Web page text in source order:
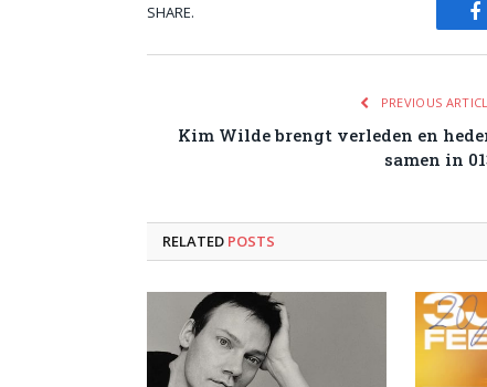
SHARE.
PREVIOUS
Kim Wilde brengt verleden en
samen in
RELATED POSTS